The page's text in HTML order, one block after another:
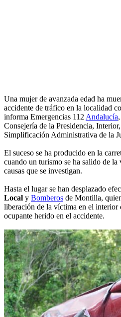
Una mujer de avanzada edad ha
accidente de tráfico en la localidad
informa Emergencias 112 Andalucía
Consejería de la Presidencia,
Simplificación Administrativa de la
El suceso se ha producido en la
cuando un turismo se ha salido de
causas que se investigan.
Hasta el lugar se han desplazado
Local y Bomberos de Montilla,
liberación de la víctima en el
ocupante herido en el accidente.